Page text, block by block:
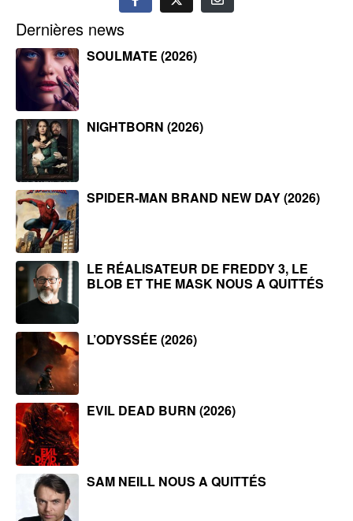
Dernières news
SOULMATE (2026)
NIGHTBORN (2026)
SPIDER-MAN BRAND NEW DAY (2026)
LE RÉALISATEUR DE FREDDY 3, LE
BLOB ET THE MASK NOUS A QUITTÉS
L’ODYSSÉE (2026)
EVIL DEAD BURN (2026)
SAM NEILL NOUS A QUITTÉS